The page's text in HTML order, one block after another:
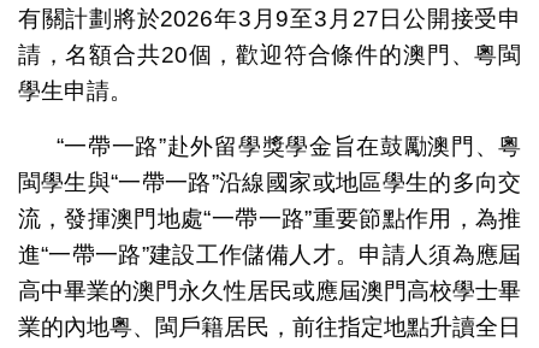
有關計劃將於2026年3月9至3月27日公開接受申
請，名額合共20個，歡迎符合條件的澳門、粵閩
學生申請。
“一帶一路”赴外留學獎學金旨在鼓勵澳門、粵
閩學生與“一帶一路”沿線國家或地區學生的多向交
流，發揮澳門地處“一帶一路”重要節點作用，為推
進“一帶一路”建設工作儲備人才。申請人須為應屆
高中畢業的澳門永久性居民或應屆澳門高校學士畢
業的內地粵、閩戶籍居民，前往指定地點升讀全日